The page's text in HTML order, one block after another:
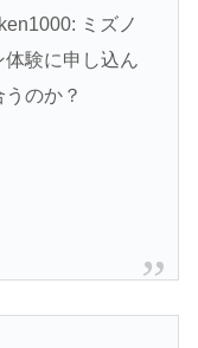
ミズノ
験に申し込ん
のか？